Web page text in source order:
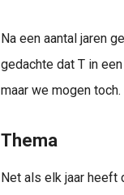
Na een aantal jaren
gedachte dat T in
maar we mogen toch.
Thema
Net als elk jaar heeft